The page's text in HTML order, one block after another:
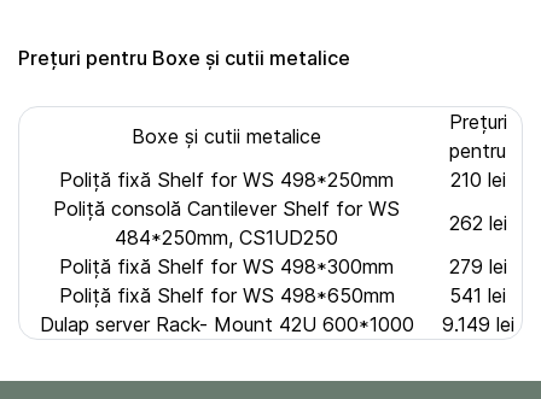
Prețuri pentru Boxe și cutii metalice
Boxe și cutii metalice
Prețuri
pentru
Poliță fixă Shelf for WS 498*250mm
210 lei
Poliță consolă Cantilever Shelf for WS
484*250mm, CS1UD250
262 lei
Poliță fixă Shelf for WS 498*300mm
279 lei
Poliță fixă Shelf for WS 498*650mm
541 lei
Dulap server Rack- Mount 42U 600*1000
9.149 lei